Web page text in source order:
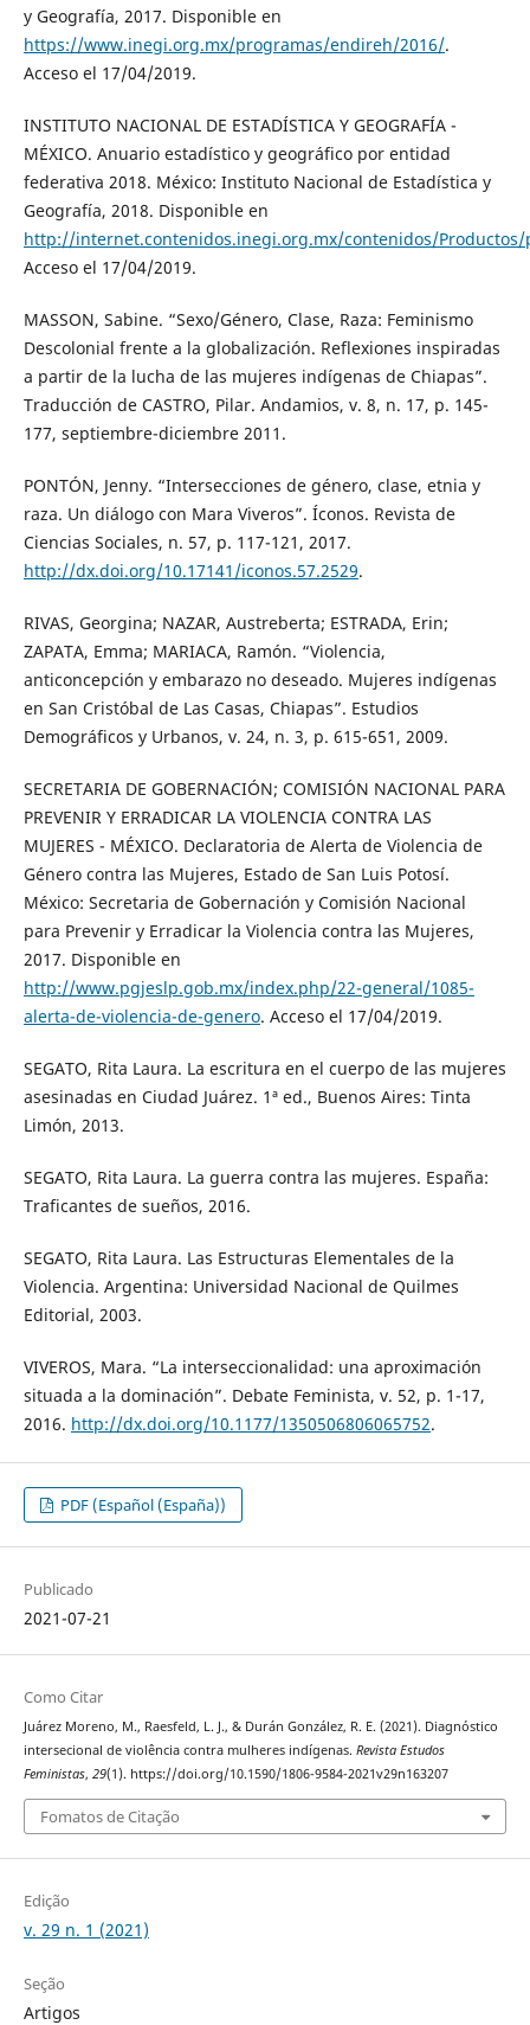
y Geografía, 2017. Disponible en
https://www.inegi.org.mx/programas/endireh/2016/.
Acceso el 17/04/2019.
INSTITUTO NACIONAL DE ESTADÍSTICA Y GEOGRAFÍA -
MÉXICO. Anuario estadístico y geográfico por entidad
federativa 2018. México: Instituto Nacional de Estadística y
Geografía, 2018. Disponible en
http://internet.contenidos.inegi.org.mx/contenidos/Productos/
Acceso el 17/04/2019.
MASSON, Sabine. “Sexo/Género, Clase, Raza: Feminismo
Descolonial frente a la globalización. Reflexiones inspiradas
a partir de la lucha de las mujeres indígenas de Chiapas”.
Traducción de CASTRO, Pilar. Andamios, v. 8, n. 17, p. 145-
177, septiembre-diciembre 2011.
PONTÓN, Jenny. “Intersecciones de género, clase, etnia y
raza. Un diálogo con Mara Viveros”. Íconos. Revista de
Ciencias Sociales, n. 57, p. 117-121, 2017.
http://dx.doi.org/10.17141/iconos.57.2529.
RIVAS, Georgina; NAZAR, Austreberta; ESTRADA, Erin;
ZAPATA, Emma; MARIACA, Ramón. “Violencia,
anticoncepción y embarazo no deseado. Mujeres indígenas
en San Cristóbal de Las Casas, Chiapas”. Estudios
Demográficos y Urbanos, v. 24, n. 3, p. 615-651, 2009.
SECRETARIA DE GOBERNACIÓN; COMISIÓN NACIONAL PARA
PREVENIR Y ERRADICAR LA VIOLENCIA CONTRA LAS
MUJERES - MÉXICO. Declaratoria de Alerta de Violencia de
Género contra las Mujeres, Estado de San Luis Potosí.
México: Secretaria de Gobernación y Comisión Nacional
para Prevenir y Erradicar la Violencia contra las Mujeres,
2017. Disponible en
http://www.pgjeslp.gob.mx/index.php/22-general/1085-
alerta-de-violencia-de-genero. Acceso el 17/04/2019.
SEGATO, Rita Laura. La escritura en el cuerpo de las mujeres
asesinadas en Ciudad Juárez. 1ª ed., Buenos Aires: Tinta
Limón, 2013.
SEGATO, Rita Laura. La guerra contra las mujeres. España:
Traficantes de sueños, 2016.
SEGATO, Rita Laura. Las Estructuras Elementales de la
Violencia. Argentina: Universidad Nacional de Quilmes
Editorial, 2003.
VIVEROS, Mara. “La interseccionalidad: una aproximación
situada a la dominación”. Debate Feminista, v. 52, p. 1-17,
2016. http://dx.doi.org/10.1177/1350506806065752.
PDF (Español (España))
Publicado
2021-07-21
Como Citar
Juárez Moreno, M., Raesfeld, L. J., & Durán González, R. E. (2021). Diagnóstico
intersecional de violência contra mulheres indígenas. Revista Estudos
Feministas, 29(1). https://doi.org/10.1590/1806-9584-2021v29n163207
Fomatos de Citação
Edição
v. 29 n. 1 (2021)
Seção
Artigos